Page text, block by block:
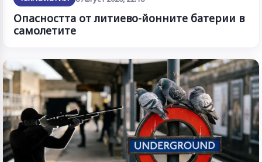
Опасността от литиево-йонните батерии в
самолетите